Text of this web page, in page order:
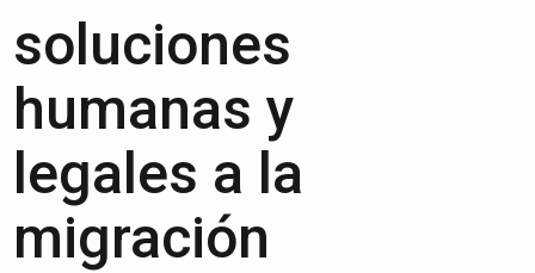
soluciones
humanas y
legales a la
migración